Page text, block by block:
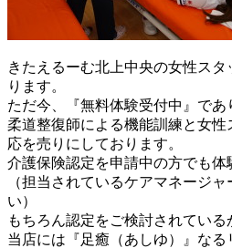
きたえるーむ北上中央の女性ス
ります。
ただ今、『無料体験受付中』であ
柔道整復師による機能訓練と女
応を売りにしております。
介護保険認定を申請中の方でも体
（担当されているケアマネージ
い）
もちろん認定をご検討されている
当店には『足癒（あしゆ）』なる